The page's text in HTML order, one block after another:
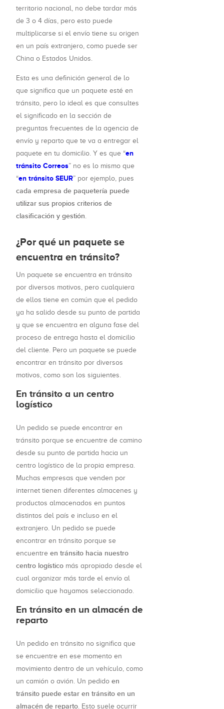
territorio nacional, no debe tardar más
de 3 o 4 días, pero esto puede
multiplicarse si el envío tiene su origen
en un país extranjero, como puede ser
China o Estados Unidos.
Esta es una definición general de lo
que significa que un paquete esté en
tránsito, pero lo ideal es que consultes
el significado en la sección de
preguntas frecuentes de la agencia de
envío y reparto que te va a entregar el
paquete en tu domicilio. Y es que “en
tránsito Correos” no es lo mismo que
“en tránsito SEUR” por ejemplo, pues
cada empresa de paquetería puede
utilizar sus propios criterios de
clasificación y gestión
¿Por qué un paquete se
encuentra en tránsito?
Un paquete se encuentra en tránsito
por diversos motivos, pero cualquiera
de ellos tiene en común que el pedido
ya ha salido desde su punto de partida
y que se encuentra en alguna fase del
proceso de entrega hasta el domicilio
del cliente. Pero un paquete se puede
encontrar en tránsito por diversos
motivos, como son los siguientes.
En tránsito a un centro
logístico
Un pedido se puede encontrar en
tránsito porque se encuentre de camino
desde su punto de partida hacia un
centro logístico de la propia empresa.
Muchas empresas que venden por
internet tienen diferentes almacenes y
productos almacenados en puntos
distintos del país e incluso en el
extranjero. Un pedido se puede
encontrar en tránsito porque se
encuentre en tránsito hacia nuestro
centro logístico más apropiado desde el
cual organizar más tarde el envío al
domicilio que hayamos seleccionado.
En tránsito en un almacén de
reparto
Un pedido en tránsito no significa que
se encuentre en ese momento en
movimiento dentro de un vehículo, como
un camión o avión. Un pedido en
tránsito puede estar en tránsito en un
almacén de reparto . Esto suele ocurrir